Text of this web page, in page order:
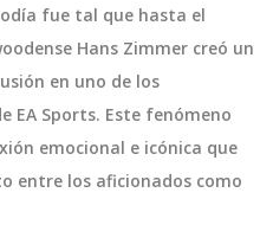
fue tal que hasta el
Hans Zimmer creó un
en uno de los
EA Sports. Este fenómeno
emocional e icónica que
entre los aficionados como